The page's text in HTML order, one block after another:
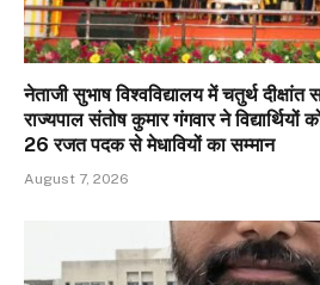
नेताजी सुभाष विश्वविद्यालय में चतुर्थ
राज्यपाल संतोष कुमार गंगवार ने विद्यार्थियों
26 रजत पदक से मेधावियों का सम्मान
August 7, 2026